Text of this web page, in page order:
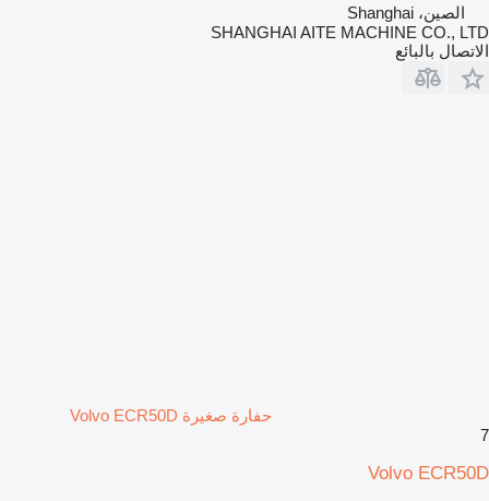
الصين، Shanghai
SHANGHAI AITE MACHINE CO., LTD
الاتصال بالبائع
حفارة صغيرة Volvo ECR50D
7
Volvo ECR50D